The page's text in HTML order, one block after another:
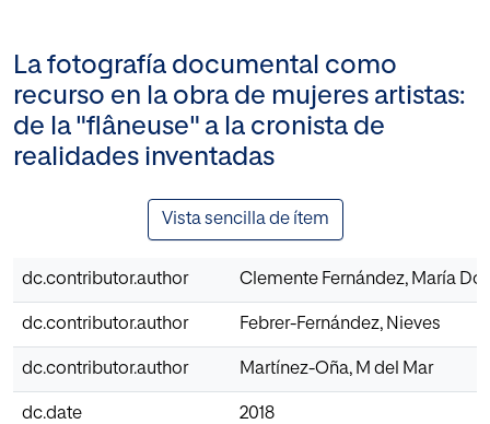
La fotografía documental como
recurso en la obra de mujeres artistas:
de la "flâneuse" a la cronista de
realidades inventadas
Vista sencilla de ítem
dc.contributor.author Clemente Fernández, María
dc.contributor.author Febrer-Fernández, Nieves
dc.contributor.author Martínez-Oña, M del Mar
dc.date 2018